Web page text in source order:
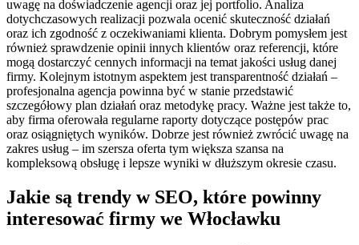
uwagę na doświadczenie agencji oraz jej portfolio. Analiza
dotychczasowych realizacji pozwala ocenić skuteczność działań
oraz ich zgodność z oczekiwaniami klienta. Dobrym pomysłem jest
również sprawdzenie opinii innych klientów oraz referencji, które
mogą dostarczyć cennych informacji na temat jakości usług danej
firmy. Kolejnym istotnym aspektem jest transparentność działań –
profesjonalna agencja powinna być w stanie przedstawić
szczegółowy plan działań oraz metodykę pracy. Ważne jest także to,
aby firma oferowała regularne raporty dotyczące postępów prac
oraz osiągniętych wyników. Dobrze jest również zwrócić uwagę na
zakres usług – im szersza oferta tym większa szansa na
kompleksową obsługę i lepsze wyniki w dłuższym okresie czasu.
Jakie są trendy w SEO, które powinny
interesować firmy we Włocławku